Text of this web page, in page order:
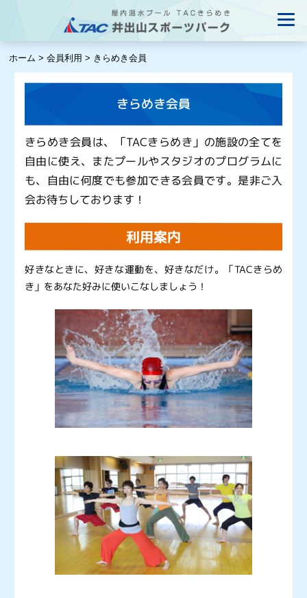
ホーム >会員利用 > きらめき会員
きらめき会員
きらめき会員は、「TACきらめき」の施設の全てを
自由に使え、またプールやスタジオのプログラムに
も、自由に何度でも参加できる会員です。是非ご入
会お待ちしております！
利用案内
好きなときに、好きな運動を、好きなだけ。「TACきらめ
き」をあなた好みに使いこなしましょう！